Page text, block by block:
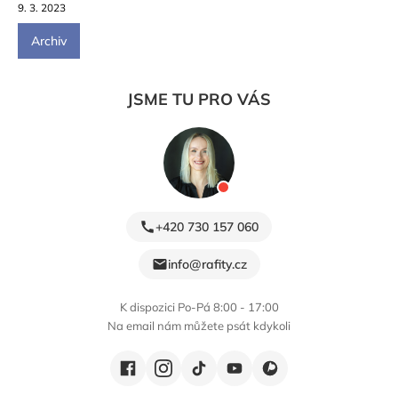
9. 3. 2023
Archiv
JSME TU PRO VÁS
+420 730 157 060
info@rafity.cz
K dispozici Po-Pá 8:00 - 17:00
Na email nám můžete psát kdykoli